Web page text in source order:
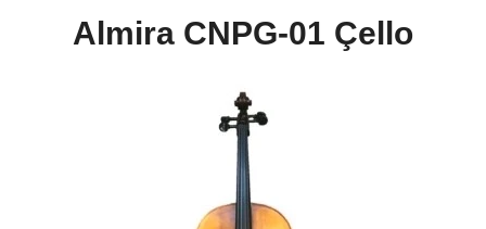
Almira CNPG-01 Çello